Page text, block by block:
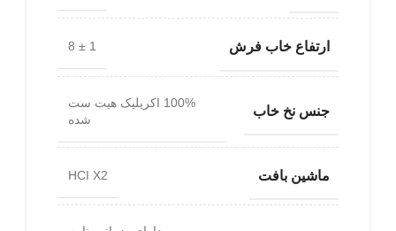
ارتفاع خاب فرش 1 ± 8
جنس نخ خاب
100% اکریلیک هیت ست
شده
ماشین بافت HCI X2